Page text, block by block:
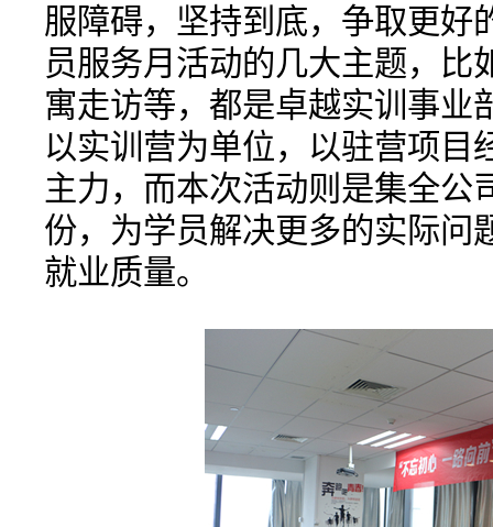
服障碍，坚持到底，争取更好
员服务月活动的几大主题，比
寓走访等，都是卓越实训事业
以实训营为单位，以驻营项目
主力，而本次活动则是集全公
份，为学员解决更多的实际问
就业质量。